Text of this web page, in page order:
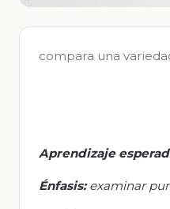
compara una
Aprendizaje
Énfasis:examinar